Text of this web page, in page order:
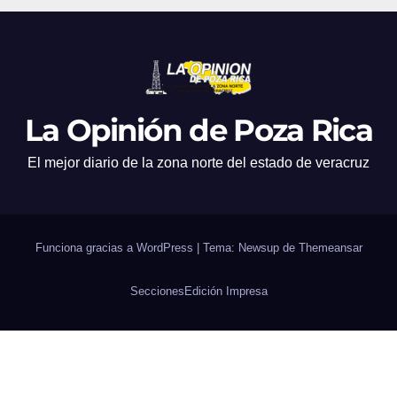
La Opinión de Poza Rica
El mejor diario de la zona norte del estado de veracruz
Funciona gracias a WordPress Tema: Newsup de Themeansar
SeccionesEdición Impresa